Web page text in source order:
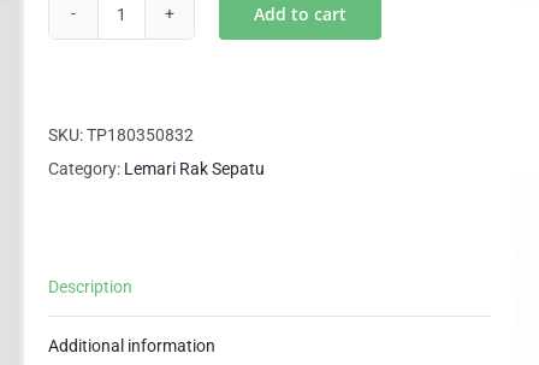
Topix
Lemari
Add to cart
SKU:TP180350832
Category: Lemari Rak Sepatu
Description
Additional information